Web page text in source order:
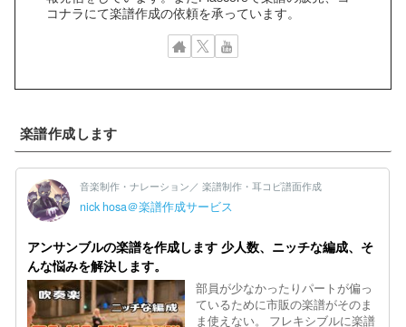
コナラにて楽譜作成の依頼を承っています。
楽譜作成します